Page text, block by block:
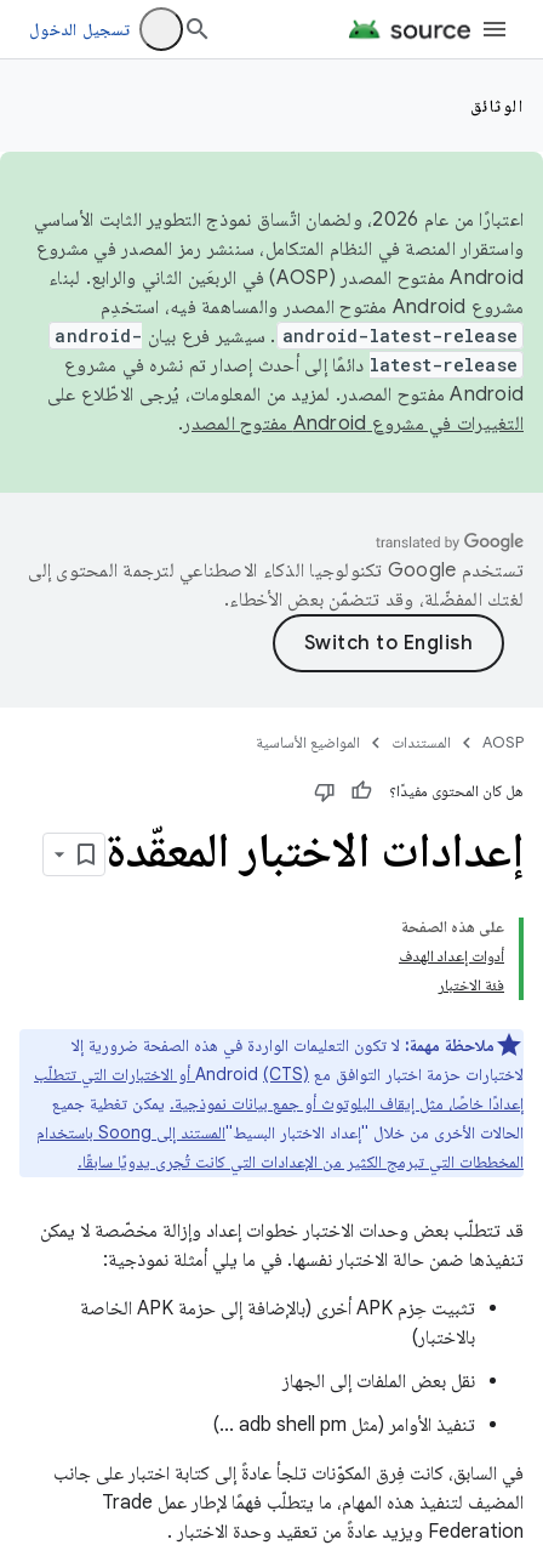
تسجيل الدخول
الوثائق
اعتبارًا من عام 2026، ولضمان اتّساق نموذج التطوير الثابت الأساسي
واستقرار المنصة في النظام المتكامل، سننشر رمز المصدر في مشروع
Android مفتوح المصدر (AOSP) في الربعَين الثاني والرابع. لبناء
مشروع Android مفتوح المصدر والمساهمة فيه، استخدِم
android-latest-release . سيشير فرع بيان android-
latest-release دائمًا إلى أحدث إصدار تم نشره في مشروع
Android مفتوح المصدر. لمزيد من المعلومات، يُرجى الاطّلاع على
التغييرات في مشروع Android مفتوح المصدر
.
تستخدم Google تكنولوجيا الذكاء الاصطناعي لترجمة المحتوى إلى
لغتك المفضّلة، وقد تتضمّن بعض الأخطاء.
AOSP المستندات المواضيع الأساسية
هل كان المحتوى مفيدًا؟
إعدادات الاختبار المعقّدة
على هذه الصفحة
أدوات إعداد الهدف
فئة الاختبار
ملاحظة مهمة: لا تكون التعليمات الواردة في هذه الصفحة ضرورية إلا
لاختبارات حزمة اختبار التوافق مع Android
(CTS) أو الاختبارات التي تتطلّب
إعدادًا خاصًا، مثل إيقاف البلوتوث أو جمع بيانات نموذجية. يمكن تغطية جميع
الحالات الأخرى من خلال "إعداد الاختبار البسيط"
المستند إلى Soong باستخدام
المخططات التي تبرمج الكثير من الإعدادات التي كانت تُجرى يدويًا سابقًا.
قد تتطلّب بعض وحدات الاختبار خطوات إعداد وإزالة مخصّصة لا يمكن
تنفيذها ضمن حالة الاختبار نفسها. في ما يلي أمثلة نموذجية:
تثبيت حِزم APK أخرى (بالإضافة إلى حزمة APK الخاصة
بالاختبار)
نقل بعض الملفات إلى الجهاز
تنفيذ الأوامر (مثل adb shell pm ...)
في السابق، كانت فِرق المكوّنات تلجأ عادةً إلى كتابة اختبار على جانب
المضيف لتنفيذ هذه المهام، ما يتطلّب فهمًا لإطار عمل Trade
Federation ويزيد عادةً من تعقيد وحدة الاختبار .